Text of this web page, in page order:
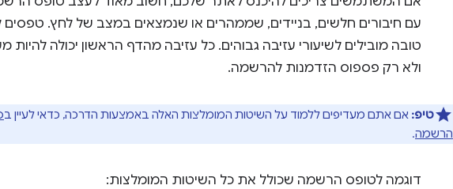
עם חיבורים חלשים, בניידים, שממהרים או שנמצאים במצב של לחץ.
טובה מובילים לשיעורי עזיבה גבוהים. כל עזיבה מהדף הראשון יכולה
ולא רק פספוס הזדמנות להרשמה.
טיפ: אם אתם מעדיפים ללמוד על השיטות המומלצות האלה באמצעות הדרכה, כדאי לעיין ב
הרשמה.
דוגמה לטופס הרשמה שכולל את כל השיטות המומלצות: